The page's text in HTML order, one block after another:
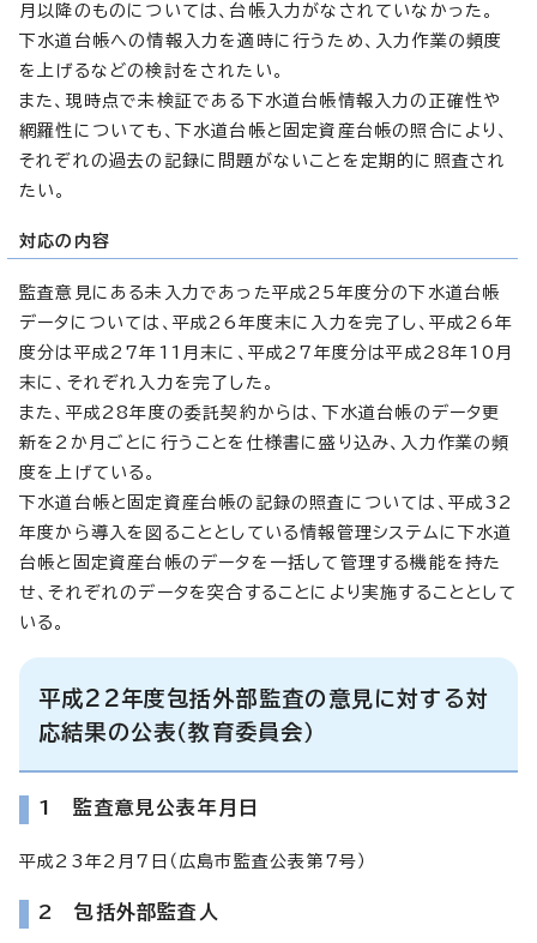
月以降のものについては、台帳入力がなされていなかった。
下水道台帳への情報入力を適時に行うため、入力作業の頻度
を上げるなどの検討をされたい。
また、現時点で未検証である下水道台帳情報入力の正確性や
網羅性についても、下水道台帳と固定資産台帳の照合により、
それぞれの過去の記録に問題がないことを定期的に照査され
たい。
対応の内容
監査意見にある未入力であった平成25年度分の下水道台帳
データについては、平成26年度末に入力を完了し、平成26年
度分は平成27年11月末に、平成27年度分は平成28年10月
末に、それぞれ入力を完了した。
また、平成28年度の委託契約からは、下水道台帳のデータ更
新を2か月ごとに行うことを仕様書に盛り込み、入力作業の頻
度を上げている。
下水道台帳と固定資産台帳の記録の照査については、平成32
年度から導入を図ることとしている情報管理システムに下水道
台帳と固定資産台帳のデータを一括して管理する機能を持た
せ、それぞれのデータを突合することにより実施することとして
いる。
平成22年度包括外部監査の意見に対する対
応結果の公表（教育委員会）
1 監査意見公表年月日
平成23年2月7日（広島市監査公表第7号）
2 包括外部監査人